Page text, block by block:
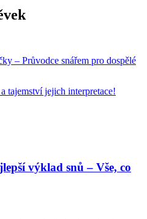
– Průvodce snářem pro dospělé
tajemství jejich interpretace!
výklad snů – Vše, co